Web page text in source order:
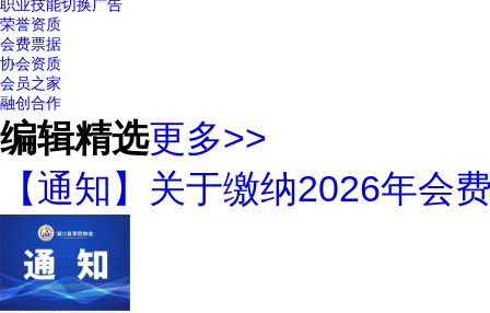
职业技能切换广告
荣誉资质
会费票据
协会资质
会员之家
融创合作
编辑精选更多>>
【通知】关于缴纳2026年会